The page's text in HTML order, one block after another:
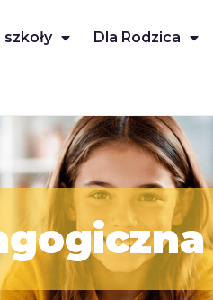
Dla Rodzica